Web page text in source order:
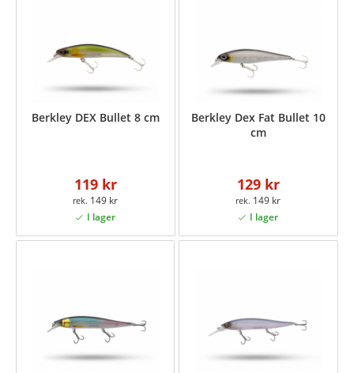
Berkley DEX Bullet 8 cm
119 kr
149 kr
Berkley Dex Fat Bullet 10
cm
129 kr
149 kr